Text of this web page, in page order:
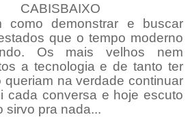
como demonstrar e buscar
que o tempo moderno
Os mais velhos nem
a tecnologia e de tanto ter
na verdade continuar
cada conversa e hoje escuto
sirvo pra nada...